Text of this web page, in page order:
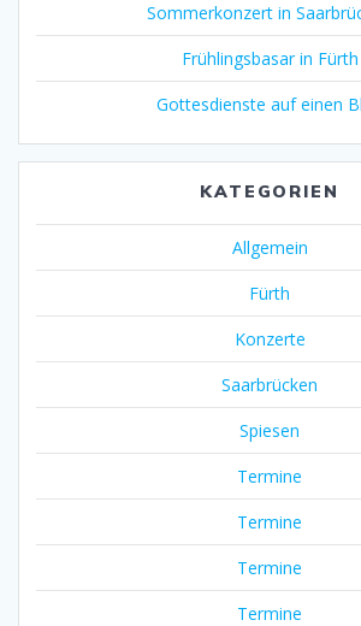
Sommerkonzert in
Frühlingsbasar in Fürth
Gottesdienste auf einen
KATEGORIEN
Allgemein
Fürth
Konzerte
Saarbrücken
Spiesen
Termine
Termine
Termine
Termine